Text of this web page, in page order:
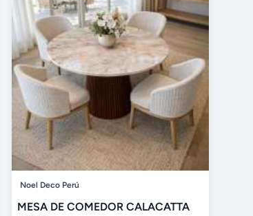
Noel Deco Perú
MESA DE COMEDOR CALACATTA